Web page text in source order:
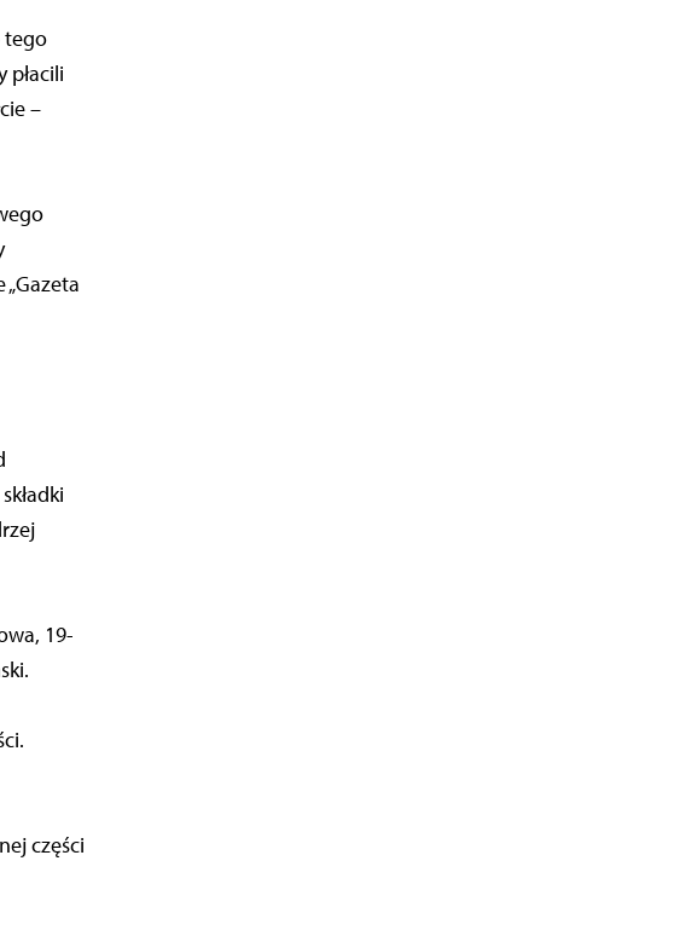
tego
płacili
–
19-
części